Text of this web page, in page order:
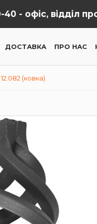
40 - офіс, відділ
ДОСТАВКА ПРО НАС
(ковка)